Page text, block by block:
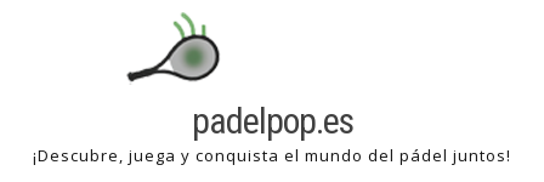
padelpop.es
¡Descubre, juega y conquista el mundo del pádel juntos!